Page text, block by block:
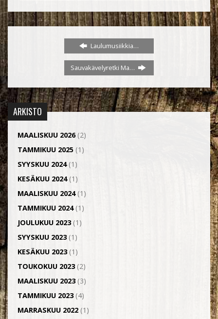
Laulumusiikkia…
Sauvakävelyretki Ma…
ARKISTO
MAALISKUU 2026(2)
TAMMIKUU 2025(1)
SYYSKUU 2024(1)
KESÄKUU 2024(1)
MAALISKUU 2024(1)
TAMMIKUU 2024(1)
JOULUKUU 2023(1)
SYYSKUU 2023(1)
KESÄKUU 2023(1)
TOUKOKUU 2023(2)
MAALISKUU 2023(3)
TAMMIKUU 2023(4)
MARRASKUU 2022(1)